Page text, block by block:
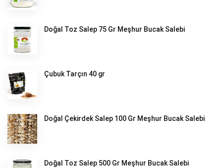
Doğal Toz Salep 75 Gr Meşhur Bucak Salebi
Çubuk Tarçın 40 gr
Doğal Çekirdek Salep 100 Gr Meşhur Bucak Salebi
Doğal Toz Salep 500 Gr Meşhur Bucak Salebi